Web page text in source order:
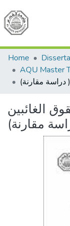
Home
الغائبين
مقارنة)